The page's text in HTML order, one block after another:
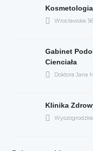
Wrocławska
Gabinet
Cienciała
Doktora Jana
Klinika
Wyszogrodzka